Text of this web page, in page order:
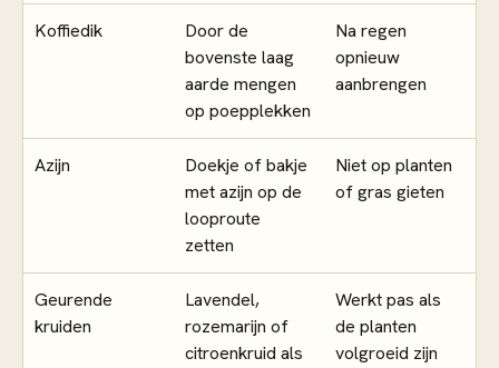
Koffiedik
Door de
bovenste laag
aarde mengen
op poepplekken
Na regen
opnieuw
aanbrengen
Azijn
Doekje of bakje
met azijn op de
looproute
zetten
Niet op planten
of gras gieten
Geurende
kruiden
Lavendel,
rozemarijn of
citroenkruid als
Werkt pas als
de planten
volgroeid zijn